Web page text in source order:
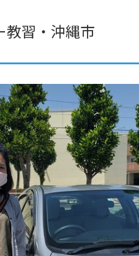
教習・沖縄市